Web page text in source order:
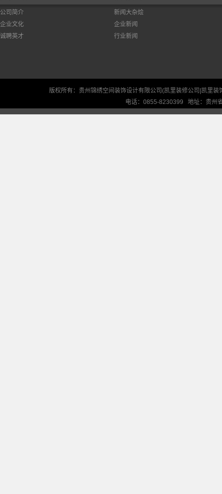
公司简介
企业文化
诚聘英才
新闻大杂烩
企业新闻
行业新闻
版权所有：贵州锦绣空间装饰设计有限公司(凯里装修公司|凯里
电话：0855-8230399 地址：贵州